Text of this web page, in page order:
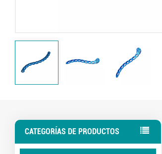
CATEGORÍAS DE PRODUCTOS